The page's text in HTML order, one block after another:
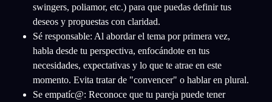
swingers, poliamor, etc.) para que puedas definir tus
deseos y propuestas con claridad.
Sé responsable: Al abordar el tema por primera vez,
habla desde tu perspectiva, enfocándote en tus
necesidades, expectativas y lo que te atrae en este
momento. Evita tratar de "convencer" o hablar en plural.
Se empatíc@: Reconoce que tu pareja puede tener